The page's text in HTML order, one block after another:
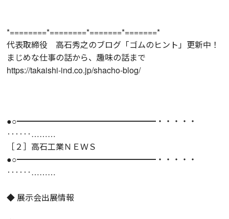
*========*========*=======*=======*
代表取締役 高石秀之のブログ「ゴムのヒント」更新中！
まじめな仕事の話から、趣味の話まで
https://takaishi-ind.co.jp/shacho-blog/
●○━━━━━━━━━━━━━━━━━・・・・・
‥‥‥………
［２］高石工業ＮＥＷＳ
●○━━━━━━━━━━━━━━━━━・・・・・
‥‥‥………
◆ 展示会出展情報